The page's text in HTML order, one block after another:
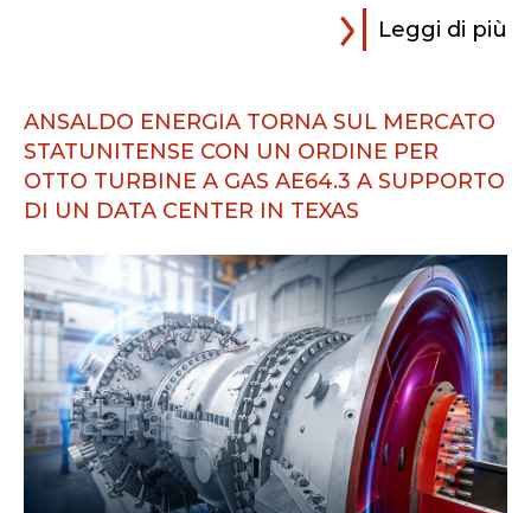
Leggi di più
ANSALDO ENERGIA TORNA SUL MERCATO
STATUNITENSE CON UN ORDINE PER
OTTO TURBINE A GAS AE64.3 A SUPPORTO
DI UN DATA CENTER IN TEXAS